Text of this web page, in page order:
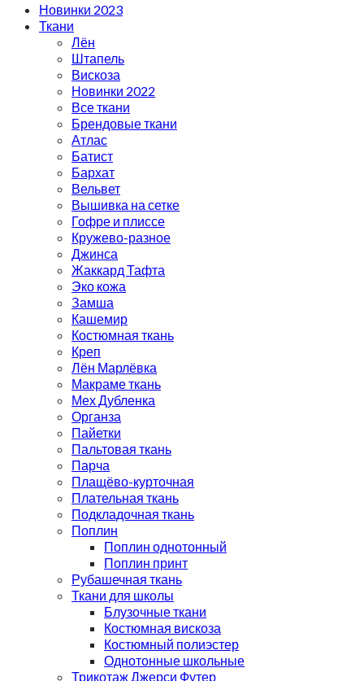
Новинки 2023
Ткани
Лён
Штапель
Вискоза
Новинки 2022
Все ткани
Брендовые ткани
Атлас
Батист
Бархат
Вельвет
Вышивка на сетке
Гофре и плиссе
Кружево-разное
Джинса
Жаккард Тафта
Эко кожа
Замша
Кашемир
Костюмная ткань
Креп
Лён Марлёвка
Макраме ткань
Мех Дубленка
Органза
Пайетки
Пальтовая ткань
Парча
Плащёво-курточная
Плательная ткань
Подкладочная ткань
Поплин
Поплин однотонный
Поплин принт
Рубашечная ткань
Ткани для школы
Блузочные ткани
Костюмная вискоза
Костюмный полиэстер
Однотонные школьные
Трикотаж Джерси Футер